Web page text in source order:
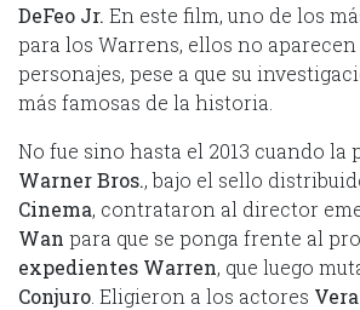
DeFeo Jr. En este film, uno de los
para los Warrens, ellos no
personajes, pese a que su
más famosas de la historia.
No fue sino hasta el 2013 cuando la
Warner Bros., bajo el sello
Cinema, contrataron al director
Wan para que se ponga frente al
expedientes Warren, que luego
Conjuro . Eligieron a los actores